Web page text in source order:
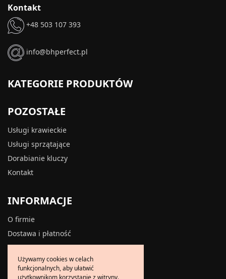
Kontakt
+48 503 107 393
info@bhperfect.pl
KATEGORIE PRODUKTÓW
POZOSTAŁE
Usługi krawieckie
Usługi sprzątające
Dorabianie kluczy
Kontakt
INFORMACJE
O firmie
Dostawa i płatność
Zwroty i reklamacje
Polityka prywatności
Polityka cookies
Używamy cookies w celach
funkcjonalnych, aby ułatwić
użytkownikom korzystanie z witryny.